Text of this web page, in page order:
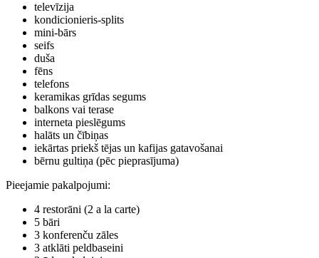
televīzija
kondicionieris-splits
mini-bārs
seifs
duša
fēns
telefons
keramikas grīdas segums
balkons vai terase
interneta pieslēgums
halāts un čībiņas
iekārtas priekš tējas un kafijas gatavošanai
bērnu gultiņa (pēc pieprasījuma)
Pieejamie pakalpojumi:
4 restorāni (2 a la carte)
5 bāri
3 konferenču zāles
3 atklāti peldbaseini